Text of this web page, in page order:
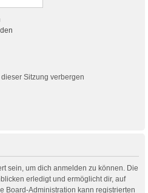
Sitzung verbergen
sein, um dich anmelden zu können. Die
erledigt und ermöglicht dir, auf
Board-Administration kann registrierten